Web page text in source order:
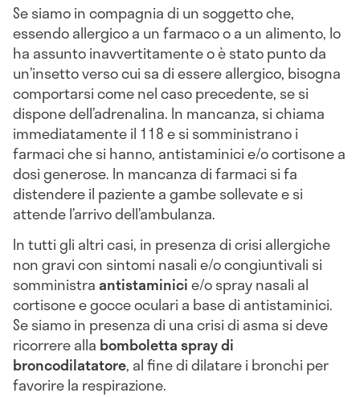
Se siamo in compagnia di un soggetto che,
essendo allergico a un farmaco o a un alimento, lo
ha assunto inavvertitamente o è stato punto da
un’insetto verso cui sa di essere allergico, bisogna
comportarsi come nel caso precedente, se si
dispone dell’adrenalina. In mancanza, si chiama
immediatamente il 118 e si somministrano i
farmaci che si hanno, antistaminici e/o cortisone a
dosi generose. In mancanza di farmaci si fa
distendere il paziente a gambe sollevate e si
attende l’arrivo dell’ambulanza.
In tutti gli altri casi, in presenza di crisi allergiche
non gravi con sintomi nasali e/o congiuntivali si
somministraantistaminicie/o spray nasali al
cortisone e gocce oculari a base di antistaminici.
Se siamo in presenza di una crisi di asma si deve
ricorrere alla bomboletta spray di
broncodilatatore, al fine di dilatare i bronchi per
favorire la respirazione.